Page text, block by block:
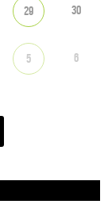
29 30
5 6